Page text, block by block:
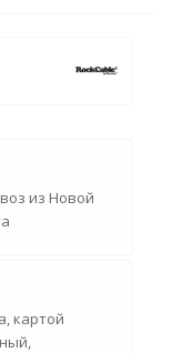
из Новой
картой